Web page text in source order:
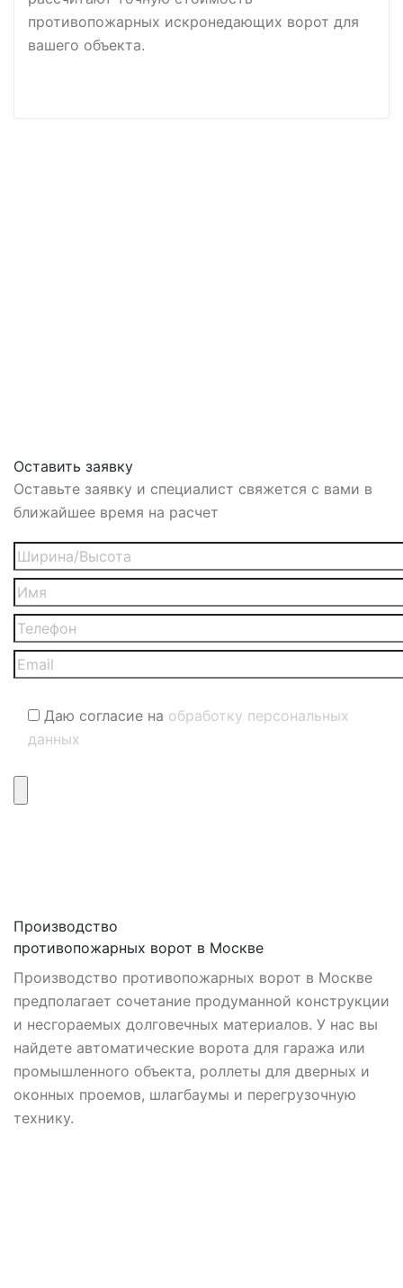
противопожарных искронедающих ворот для
вашего объекта.
Оставить заявку
Оставьте заявку и специалист свяжется с вами в
ближайшее время на расчет
Даю согласие на обработку персональных
данных
Производство
противопожарных ворот в Москве
Производство противопожарных ворот в Москве
предполагает сочетание продуманной конструкции
и несгораемых долговечных материалов. У нас вы
найдете автоматические ворота для гаража или
промышленного объекта, роллеты для дверных и
оконных проемов, шлагбаумы и перегрузочную
технику.